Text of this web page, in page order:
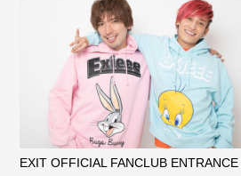
EXIT OFFICIAL FANCLUB ENTRANCE